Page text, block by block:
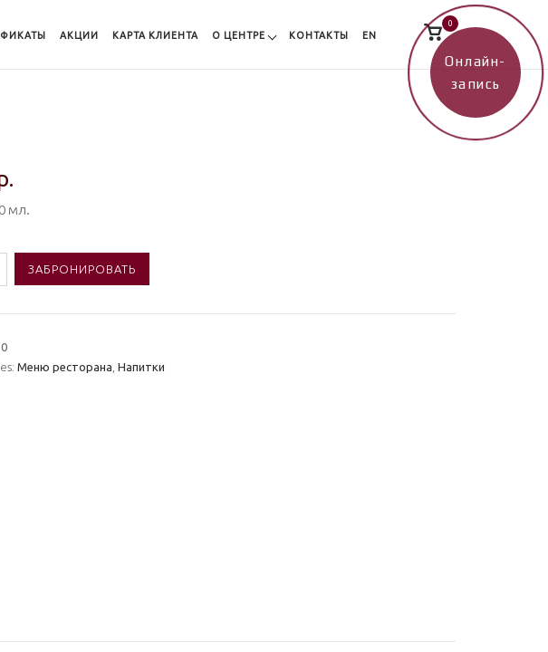
АКЦИИ КАРТА КЛИЕНТА О ЦЕНТРЕ КОНТАКТЫ EN
Просмотр
корзины
покупок
0
мл.
ЗАБРОНИРОВАТЬ
Меню ресторана Напитки
Онлайн-
запись